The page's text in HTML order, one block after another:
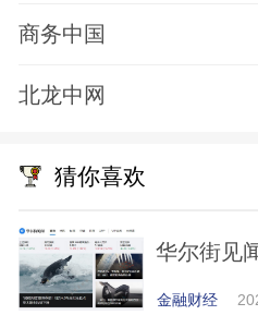
商务中国
北龙中网
猜你喜欢
华尔街见
金融财经